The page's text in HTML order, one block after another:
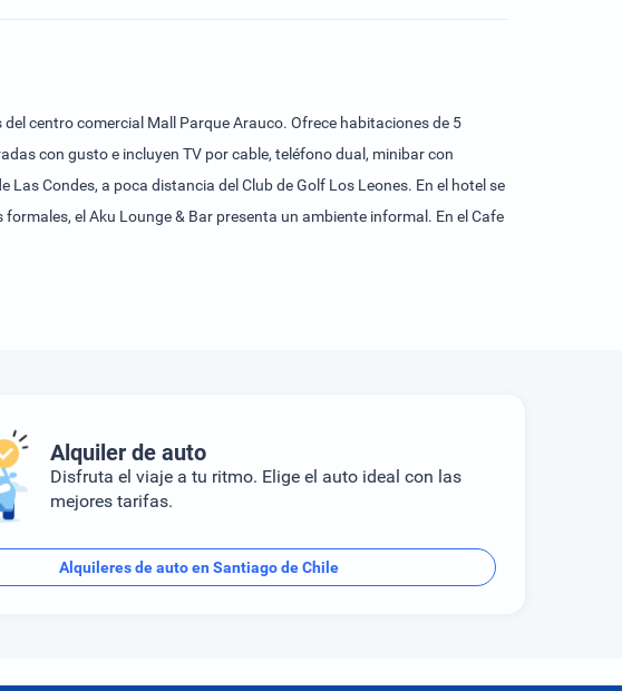
centro comercial Mall Parque Arauco. Ofrece habitaciones de 5
con gusto e incluyen TV por cable, teléfono dual, minibar con
Condes, a poca distancia del Club de Golf Los Leones. En el hotel se
el Aku Lounge & Bar presenta un ambiente informal. En el Cafe
Alquiler de auto
Disfruta el viaje a tu ritmo. Elige el auto ideal con las
mejores tarifas.
Alquileres de auto en Santiago de Chile